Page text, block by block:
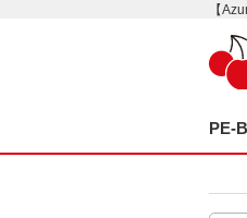
【
PE-